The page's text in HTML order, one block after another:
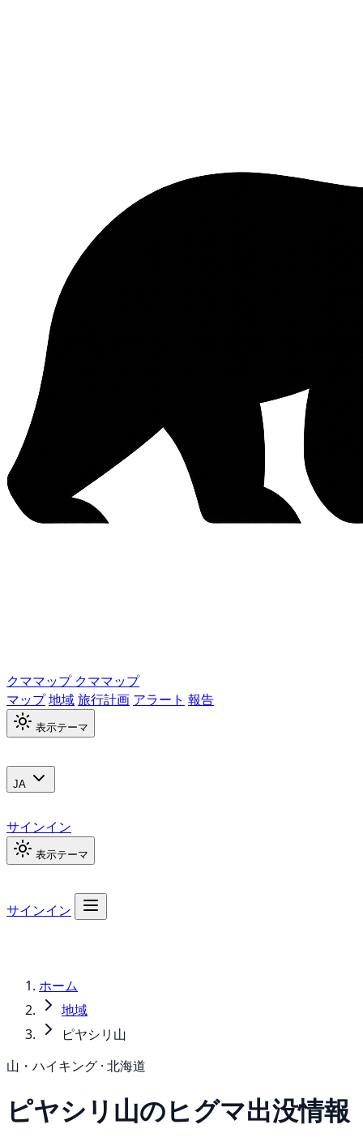
クママップ クママップ
マップ地域旅行計画 アラート 報告
表示テーマ
JA
サインイン
表示テーマ
サインイン
ホーム
地域
ピヤシリ山
山・ハイキング · 北海道
ピヤシリ山のヒグマ出没情報